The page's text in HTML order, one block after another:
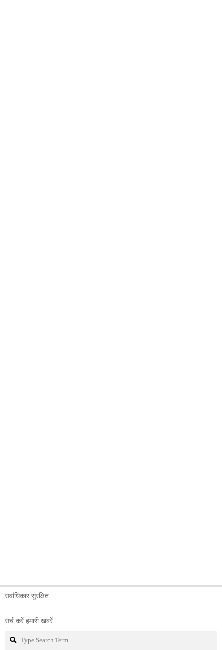
सर्वाधिकार सुरक्षित
सर्च करें हमारी खबरें